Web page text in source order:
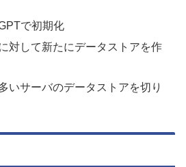
で初期化
対して新たにデータストアを作
いサーバのデータストアを切り